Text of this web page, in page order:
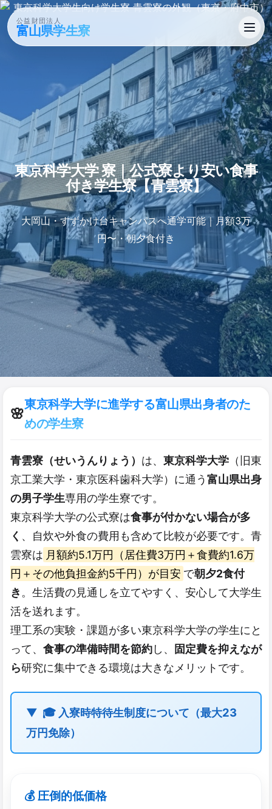
公益財団法人
富山県学生寮
東京科学大学 寮｜公式寮より​安い​食事​
付き学生寮【青雲寮】
大岡山・すずかけ台キャンパスへ通学可能｜月額3万
円〜・朝夕食付き
🌸
東京科学大学に進学する富山県出身者のた
めの学生寮
青雲寮（せいうんりょう） は、 東京科学大学 （旧東
京工業大学・東京医科歯科大学）に通う富山県出身
の男子学生専用の学生寮です。
東京科学大学の公式寮は食事が付かない場合が多
く 、自炊や外食の費用も含めて比較が必要です。青
雲寮は 月額約5.1万円（居住費3万円＋食費約1.6万
円＋その他負担金約5千円）が目安 で朝夕2食付
き 。生活費の見通しを立てやすく、安心して大学生
活を送れます。
理工系の実験・課題が多い東京科学大学の学生にと
って、 食事の準備時間を節約し、
固定費を抑えなが
ら研究に集中できる環境は大きなメリットです。
🎓 入寮時特待生制度について（最大23
万円免除）
💰 圧倒的低価格